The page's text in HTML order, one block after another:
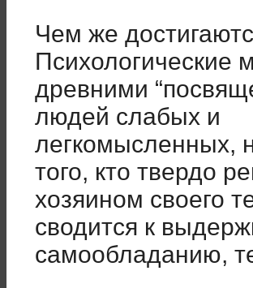
Чем же
Психологические
древними
людей слабых и
легкомысленных,
того, кто твердо
хозяином своего
сводится к
самообладанию,